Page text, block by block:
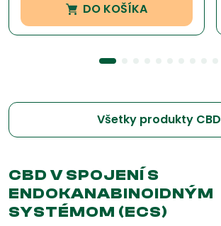
DO KOŠÍKA
Všetky produkty CBD
CBD V SPOJENÍ S
ENDOKANABINOIDNÝM
SYSTÉMOM (ECS)